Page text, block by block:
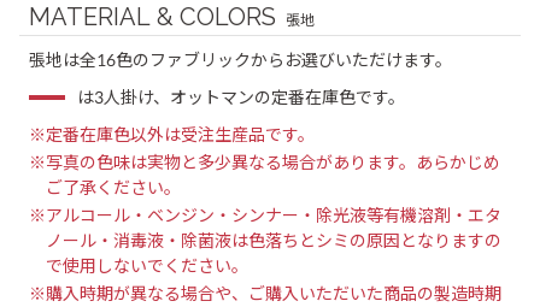
MATERIAL & COLORS 張地
張地は全16色のファブリックからお選びいただけます。
は3人掛け、オットマンの定番在庫色です。
※定番在庫色以外は受注生産品です。
※写真の色味は実物と多少異なる場合があります。あらかじめ
ご了承ください。
※アルコール・ベンジン・シンナー・除光液等有機溶剤・エタ
ノール・消毒液・除菌液は色落ちとシミの原因となりますの
で使用しないでください。
※購入時期が異なる場合や、ご購入いただいた商品の製造時期